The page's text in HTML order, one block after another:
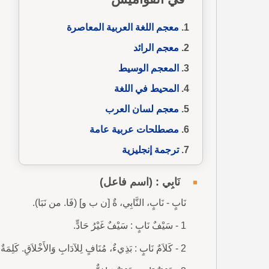
معجم اللغة العربية المعاصرة
معجم الرائد
المعجم الوسيط
المحيط في اللغة
معجم لسان العرب
مصطلحات عربية عامة
ترجمة إنجليزية
نَابِي : (اسم فاعل)
نَابٍ - نَابٍ، النَّابِي، ةٌ [ن ب و] (فَا. من نَبَا).
1 - سَيْفٌ نَابٍ : سَيْفٌ غَيْرُ حَادٍّ.
2 - كَلاَمٌ نَابٍ : بَذِيءٌ، مُنَافٍ لِلآدَابِ وَالأَخْلاَقِ. كَلِمَةٌ نَابِيَةٌ.